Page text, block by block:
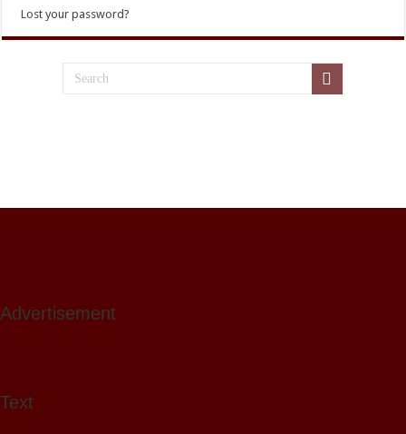
Lost your password?
Advertisement
Text